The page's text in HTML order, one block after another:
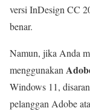
versi InDesign CC
benar.
Namun, jika Anda
menggunakan
Windows 11,
pelanggan Adobe